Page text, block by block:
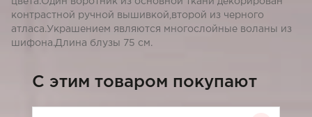
контрастной ручной вышивкой,второй из черного
атласа.Украшением являются многослойные воланы из
шифона.Длина блузы 75 см.
C этим товаром покупают